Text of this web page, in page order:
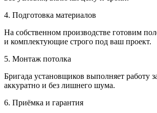
4. Подготовка материалов
На собственном производстве готовим
и комплектующие строго под ваш проект.
5. Монтаж потолка
Бригада установщиков выполняет работу
аккуратно и без лишнего шума.
6. Приёмка и гарантия